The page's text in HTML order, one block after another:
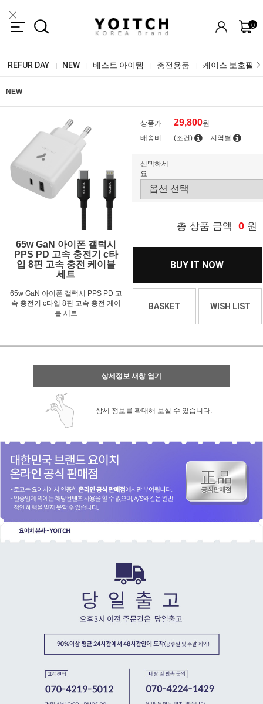
0
REFUR DAY NEW 베스트 아이템 충전용품 케이스 보호필름
NEW
65w GaN 아이폰 갤럭시
PPS PD 고속 충전기 c타
입 8핀 고속 충전 케이블
세트
65w GaN 아이폰 갤럭시 PPS PD 고
속 충전기 c타입 8핀 고속 충전 케이
블 세트
상품가 29,800원
배송비
(조건) 지역별
선택하세
요
총 상품 금액 0 원
BUY IT NOW
BASKET WISH LIST
상세정보 새창 열기
상세 정보를 확대해 보실 수 있습니다.